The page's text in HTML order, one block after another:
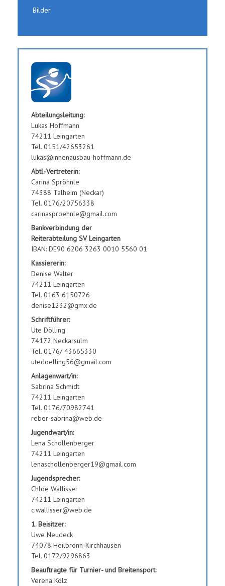
Bilder
Abteilungsleitung:
Lukas Hoffmann
74211 Leingarten
Tel. 0151/42653261
lukas@innenausbau-hoffmann.de
Abtl.-Vertreterin:
Carina Spröhnle
74388 Talheim (Neckar)
Tel. 0176/20756338
carinasproehnle@gmail.com
Bankverbindung der
Reiterabteilung SV Leingarten
IBAN: DE90 6206 3263 0010 5560 01
Kassiererin:
Denise Walter
74211 Leingarten
Tel. 0163 6150726
denise1232@gmx.de
Schriftführer:
Ute Dölling
74172 Neckarsulm
Tel. 0176/ 43665330
utedoelling56@gmail.com
Anlagenwart/in:
Sabrina Schmidt
74211 Leingarten
Tel. 0176/70982741
reber-sabrina@web.de
Jugendwart/in:
Lena Schollenberger
74211 Leingarten
lenaschollenberger19@gmail.com
Jugendsprecher:
Chloe Wallisser
74211 Leingarten
c.wallisser@web.de
1. Beisitzer:
Uwe Neudeck
74078 Heilbronn-Kirchhausen
Tel. 0172/9296863
Beauftragte für Turnier- und Breitensport:
Verena Kölz